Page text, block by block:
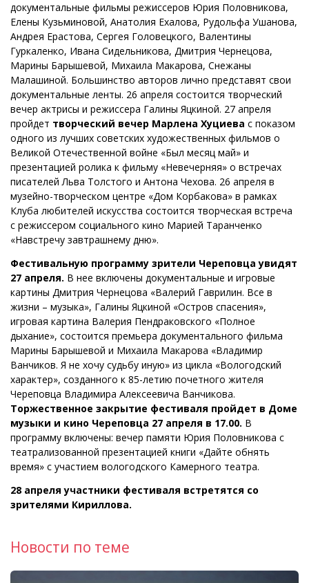
документальные фильмы режиссеров Юрия Половникова,
Елены Кузьминовой, Анатолия Ехалова, Рудольфа Ушанова,
Андрея Ерастова, Сергея Головецкого, Валентины
Гуркаленко, Ивана Сидельникова, Дмитрия Чернецова,
Марины Барышевой, Михаила Макарова, Снежаны
Малашиной. Большинство авторов лично представят свои
документальные ленты. 26 апреля состоится творческий
вечер актрисы и режиссера Галины Яцкиной. 27 апреля
пройдет творческий вечер Марлена Хуциева с показом
одного из лучших советских художественных фильмов о
Великой Отечественной войне «Был месяц май» и
презентацией ролика к фильму «Невечерняя» о встречах
писателей Льва Толстого и Антона Чехова. 26 апреля в
музейно-творческом центре «Дом Корбакова» в рамках
Клуба любителей искусства состоится творческая встреча
с режиссером социального кино Марией Таранченко
«Навстречу завтрашнему дню».
Фестивальную программу зрители Череповца увидят
27 апреля. В нее включены документальные и игровые
картины Дмитрия Чернецова «Валерий Гаврилин. Все в
жизни – музыка», Галины Яцкиной «Остров спасения»,
игровая картина Валерия Пендраковского «Полное
дыхание», состоится премьера документального фильма
Марины Барышевой и Михаила Макарова «Владимир
Ванчиков. Я не хочу судьбу иную» из цикла «Вологодский
характер», созданного к 85-летию почетного жителя
Череповца Владимира Алексеевича Ванчикова.
Торжественное закрытие фестиваля пройдет в Доме
музыки и кино Череповца 27 апреля в 17.00. В
программу включены: вечер памяти Юрия Половникова с
театрализованной презентацией книги «Дайте обнять
время» с участием вологодского Камерного театра.
28 апреля участники фестиваля встретятся со
зрителями Кириллова.
Новости по теме